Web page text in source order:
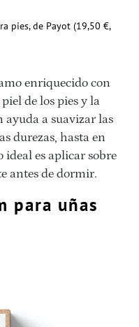
pies, de Payot (19,50 €,
enriquecido con
de los pies y la
ayuda a suavizar las
durezas, hasta en
ideal es aplicar sobre
antes de dormir.
para uñas